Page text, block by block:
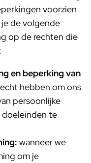
voorzien
de volgende
op de rechten die
en beperking van
hebben om ons
persoonlijke
te
wanneer we
om je